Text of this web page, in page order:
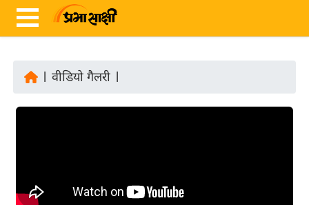
रा
वीडियो गैलरी